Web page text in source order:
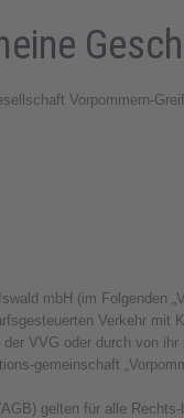
Vorpommern-
mbH (im Folgenden
Verkehr mit
VVG oder durch von
gemeinschaft
gelten für alle Rechts-